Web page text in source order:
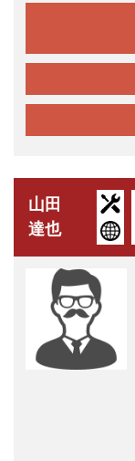
山田
達也